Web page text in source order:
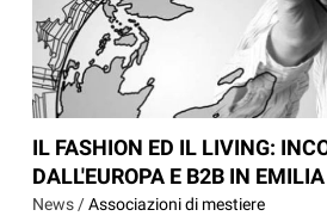
IL FASHION ED IL LIVING:
DALL'EUROPA E B2B IN
News /Associazioni di mestiere